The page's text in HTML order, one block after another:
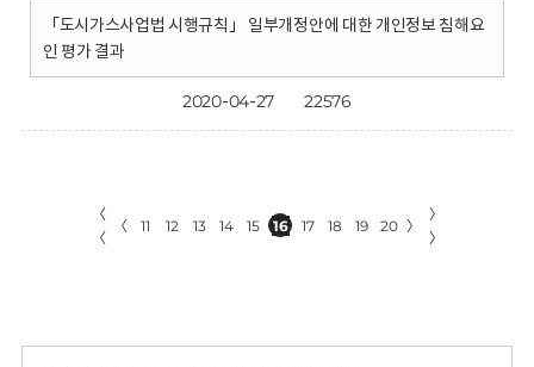
「도시가스사업법 시행규칙」 일부개정안에 대한 개인정보 침해요
인 평가 결과
2020-04-27 22576
〈
〈
〈 11 12 13 14 15 16 17 18 19 20 〉
〉
〉